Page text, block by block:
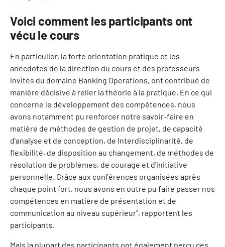
Voici comment les participants ont
vécu le cours
En particulier, la forte orientation pratique et les
anecdotes de la direction du cours et des professeurs
invités du domaine Banking Operations, ont contribué de
manière décisive à relier la théorie à la pratique. En ce qui
concerne le développement des compétences, nous
avons notamment pu renforcer notre savoir-faire en
matière de méthodes de gestion de projet, de capacité
d'analyse et de conception, de Interdisciplinarité, de
flexibilité, de disposition au changement, de méthodes de
résolution de problèmes, de courage et d'initiative
personnelle. Grâce aux conférences organisées après
chaque point fort, nous avons en outre pu faire passer nos
compétences en matière de présentation et de
communication au niveau supérieur", rapportent les
participants.
Mais la plupart des participants ont également perçu ces